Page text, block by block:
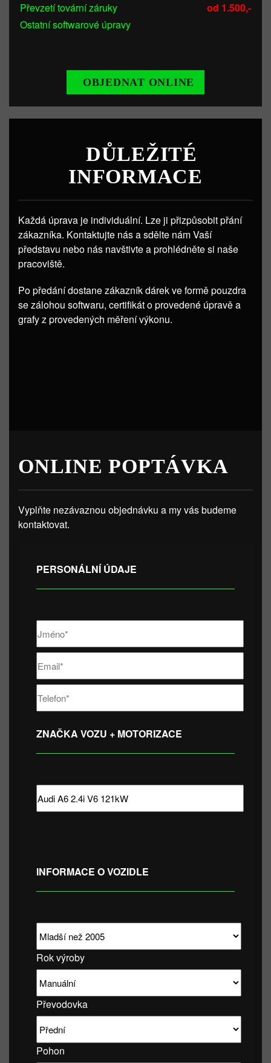
Převzetí tovární záruky
od 1.500,-
Ostatní softwarové úpravy
OBJEDNAT ONLINE
DŮLEŽITÉ
INFORMACE
Každá úprava je individuální. Lze ji přizpůsobit přání
zákazníka. Kontaktujte nás a sdělte nám Vaší
představu nebo nás navštivte a prohlédněte si naše
pracoviště.
Po předání dostane zákazník dárek ve formě pouzdra
se zálohou softwaru, certifikát o provedené úpravě a
grafy z provedených měření výkonu.
ONLINE POPTÁVKA
Vyplňte nezávaznou objednávku a my vás budeme
kontaktovat.
PERSONÁLNÍ ÚDAJE
ZNAČKA VOZU + MOTORIZACE
INFORMACE O VOZIDLE
Rok výroby
Převodovka
Pohon